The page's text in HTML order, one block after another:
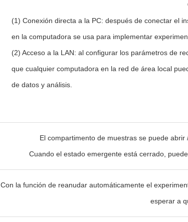
(1) Conexión directa a la PC: después de conectar el
en la computadora se usa para implementar
(2) Acceso a la LAN: al configurar los parámetros de
que cualquier computadora en la red de área local
de datos y análisis.
El compartimento de muestras se puede
Cuando el estado emergente está cerrado,
Con la función de reanudar automáticamente el
esperar a